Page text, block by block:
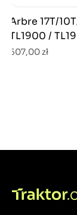
Arbre 17T/
TL1900 /
507,00 zł